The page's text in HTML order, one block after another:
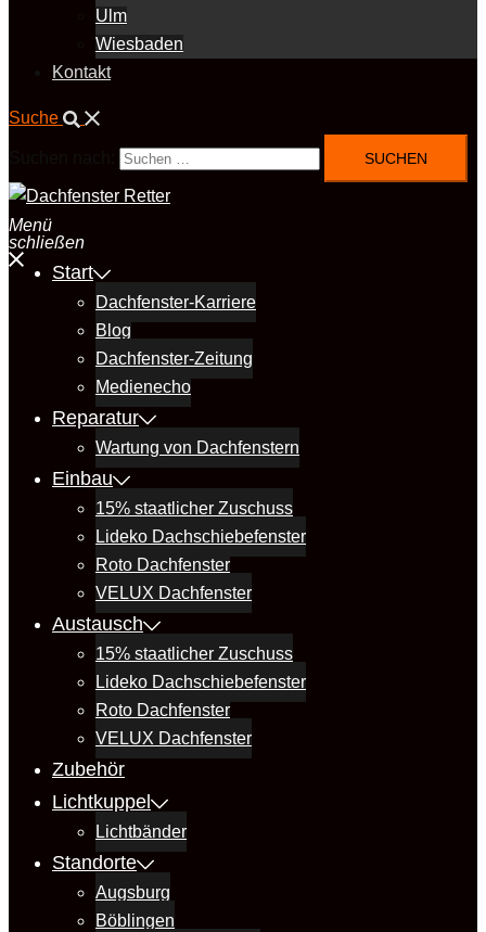
Ulm
Wiesbaden
Kontakt
Suche
Menü
schließen
Start
Dachfenster-Karriere
Blog
Dachfenster-Zeitung
Medienecho
Reparatur
Wartung von Dachfenstern
Einbau
15% staatlicher Zuschuss
Lideko Dachschiebefenster
Roto Dachfenster
VELUX Dachfenster
Austausch
15% staatlicher Zuschuss
Lideko Dachschiebefenster
Roto Dachfenster
VELUX Dachfenster
Zubehör
Lichtkuppel
Lichtbänder
Standorte
Augsburg
Böblingen